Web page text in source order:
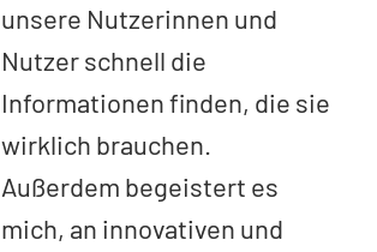
unsere Nutzerinnen und
Nutzer schnell die
Informationen finden, die sie
wirklich brauchen.
Außerdem begeistert es
mich, an innovativen und